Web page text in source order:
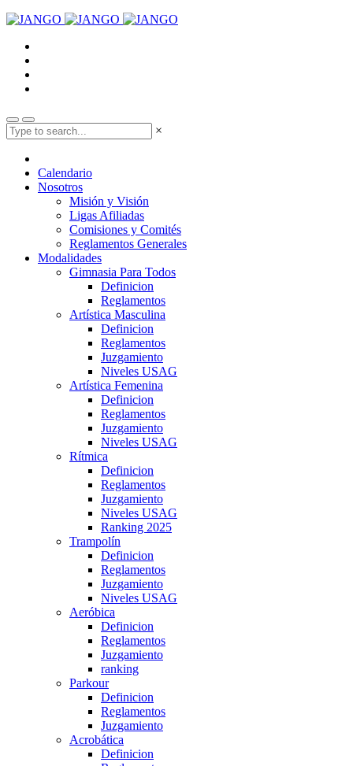
×
Calendario
Nosotros
Misión y Visión
Ligas Afiliadas
Comisiones y Comités
Reglamentos Generales
Modalidades
Gimnasia Para Todos
Definicion
Reglamentos
Artística Masculina
Definicion
Reglamentos
Juzgamiento
Niveles USAG
Artística Femenina
Definicion
Reglamentos
Juzgamiento
Niveles USAG
Rítmica
Definicion
Reglamentos
Juzgamiento
Niveles USAG
Ranking 2025
Trampolín
Definicion
Reglamentos
Juzgamiento
Niveles USAG
Aeróbica
Definicion
Reglamentos
Juzgamiento
ranking
Parkour
Definicion
Reglamentos
Juzgamiento
Acrobática
Definicion